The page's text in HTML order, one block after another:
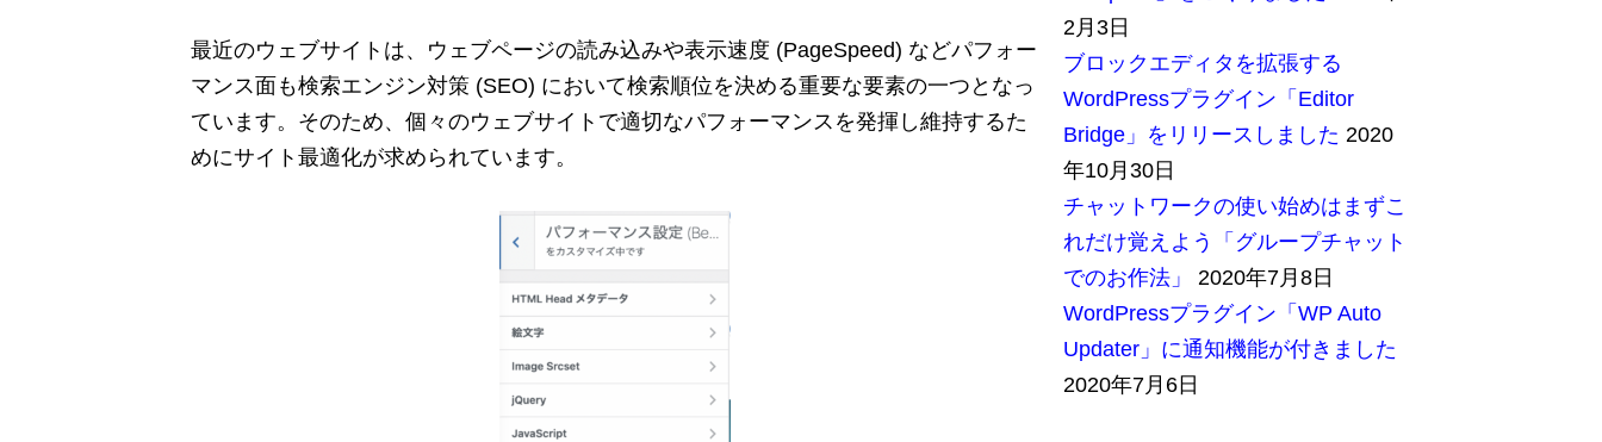
最近のウェブサイトは、ウェブページの読み込みや表示速度 (PageSpeed) などパフォー
マンス面も検索エンジン対策 (SEO) において検索順位を決める重要な要素の一つとなっ
ています。そのため、個々のウェブサイトで適切なパフォーマンスを発揮し維持するた
めにサイト最適化が求められています。
2月3日
ブロックエディタを拡張する
WordPressプラグイン「Editor
Bridge」をリリースしました 2020
年10月30日
チャットワークの使い始めはまずこ
れだけ覚えよう「グループチャット
でのお作法」
2020年7月8日
WordPressプラグイン「WP Auto
Updater」に通知機能が付きました
2020年7月6日